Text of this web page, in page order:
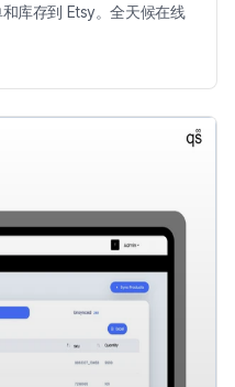
库存到 Etsy。全天候在线